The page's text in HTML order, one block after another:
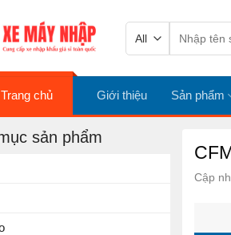
kiếm:
Trang chủ Giới thiệu Sản phẩm
sản phẩm
Cập